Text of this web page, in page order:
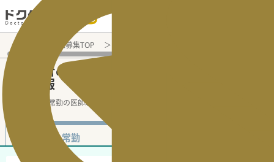
医師転職・求人募集TOP
人工透析の
転職情報
人工透析の非常勤の医師求人の検
常勤